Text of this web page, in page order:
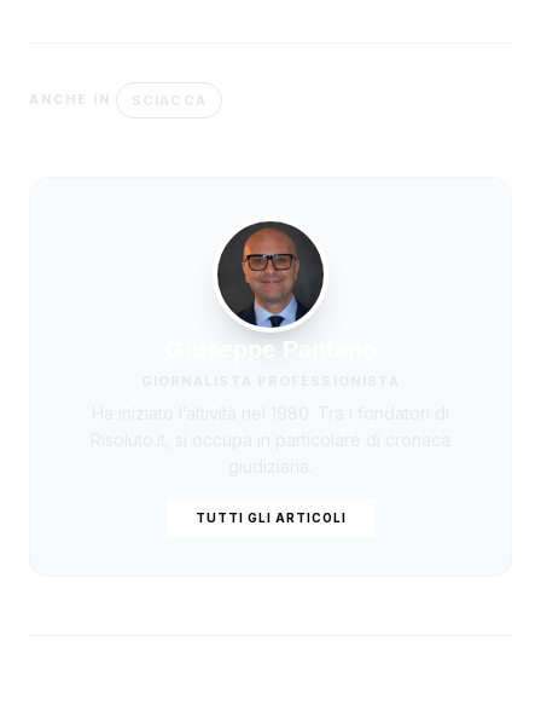
ANCHE IN SCIACCA
Giuseppe Pantano
TUTTI GLI ARTICOLI